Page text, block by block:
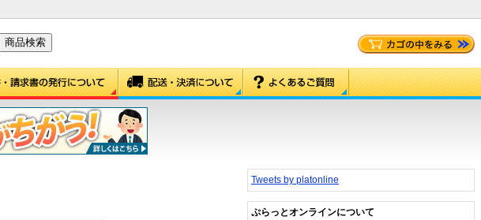
Tweets by platonline
ぷらっとオンラインについて